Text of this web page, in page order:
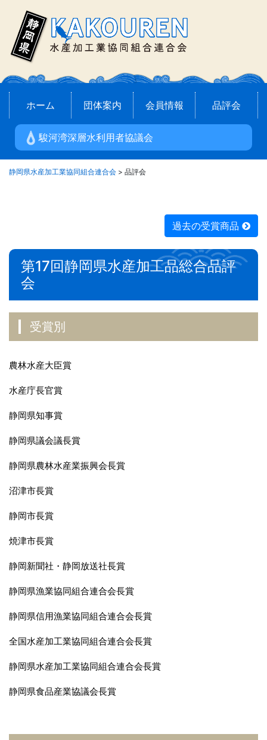
content
ホーム 団体案内 会員情報 品評会
駿河湾深層水利用者協議会
静岡県水産加工業協同組合連合会 > 品評会
過去の受賞商品
第17回静岡県水産加工品総合品評
会
受賞別
農林水産大臣賞
水産庁長官賞
静岡県知事賞
静岡県議会議長賞
静岡県農林水産業振興会長賞
沼津市長賞
静岡市長賞
焼津市長賞
静岡新聞社・静岡放送社長賞
静岡県漁業協同組合連合会長賞
静岡県信用漁業協同組合連合会長賞
全国水産加工業協同組合連合会長賞
静岡県水産加工業協同組合連合会長賞
静岡県食品産業協議会長賞